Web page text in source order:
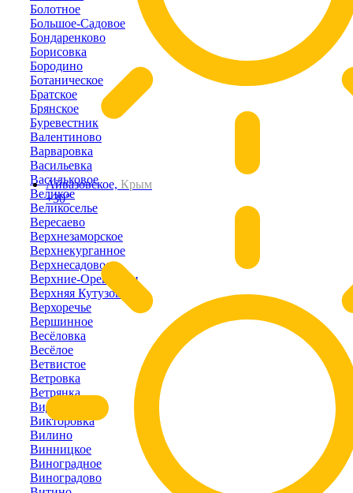
Айвазовское, Крым
+30°
Болотное
Большое-Садовое
Бондаренково
Борисовка
Бородино
Ботаническое
Братское
Брянское
Буревестник
Валентиново
Варваровка
Васильевка
Васильковое
Великое
Великоселье
Вересаево
Верхнезаморское
Верхнекурганное
Верхнесадовое
Верхние-Орешники
Верхняя Кутузовка
Верхоречье
Вершинное
Весёловка
Весёлое
Ветвистое
Ветровка
Ветрянка
Видное
Викторовка
Вилино
Винницкое
Виноградное
Виноградово